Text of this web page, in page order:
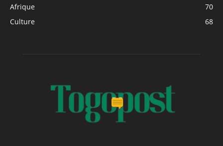
Afrique
70
Culture
68